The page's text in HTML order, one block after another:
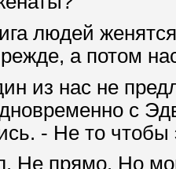
людей
а потом
из нас не
с
- Не то чтобы
Не прямо. Но